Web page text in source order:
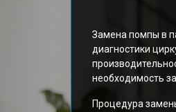
Замена помпы в
диагностики
необходимость
Процедура